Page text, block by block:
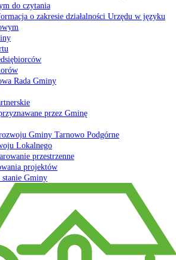
do czytania
o zakresie działalności Urzędu w języku
Rada Gminy
przez Gminę
Gminy Tarnowo Podgórne
Lokalnego
przestrzenne
projektów
stanie Gminy